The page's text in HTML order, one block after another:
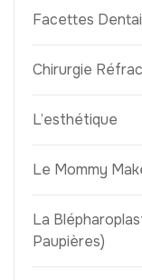
Facettes
Chirurgie
L’esthétique
Le Mommy
La
Paupières)